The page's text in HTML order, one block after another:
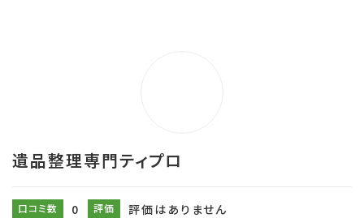
遺品整理専門ティプロ
口コミ数 0 評価 評価はありません